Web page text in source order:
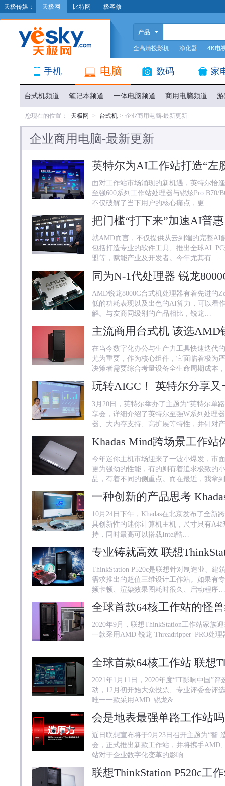
天极传媒： 天极网 比特网 极客修
产品
全高清投影机 净化器 4K电
手机 电脑 数码 家
台式机频道 笔记本频道 一体电脑频道 商用电脑频道
您现在的位置： 天极网 > 台式机 > 企业商用电脑-最新更新
企业商用电脑-最新更新
英特尔为AI工作站打造“左
面对工作站市场涌现的新机遇，英特尔
至强600系列工作站处理器与锐炫Pro B70/
不仅破解了当下用户的核心痛点，更…
就AMD而言，不仅提供从云到端的完整AI
包括打造专业的软件工具、推出全球AI
盟等，赋能产业及开发者。今年尤其有…
AMD锐龙8000G台式机处理器有着先进的
低的功耗表现以及出色的AI算力，可以看
解。与友商同级别的产品相比，锐龙…
在当今数字化办公与生产力工具快速迭代
尤为重要，作为核心组件，它面临着极为
决策者需要综合考量设备全生命周期成本
玩转AIGC！ 英特尔分享
3月20日，英特尔举办了主题为“英特尔单
享会，详细介绍了英特尔至强W系列处理
器、大内存支持、高扩展等特性，并针对
今年迷你主机市场迎来了一波小爆发，市
更为强劲的性能，有的则有着追求极致的
品，有着不同的侧重点。而在最近，我拿
10月24日下午，Khadas在北京发布了全新
具创新性的迷你计算机主机，尺寸只有A4
持，同时最高可以搭载Intel酷…
ThinkStation P520c是联想针对制造业、
需求推出的超值三维设计工作站。如果有
频卡顿、渲染效果图耗时很久、启动程序…
2020年9月，联想ThinkStation工作站家族
一款采用AMD 锐龙 Threadripper PRO处
2021年1月11日，2020年度“IT影响中国”
动，12月初开始大众投票、专业评委会评
唯一一款采用AMD 锐龙&…
近日联想宣布将于9月23日召开主题为“智·
会，正式推出新款工作站，并将携手AMD
站对于企业数字化变革的影响…